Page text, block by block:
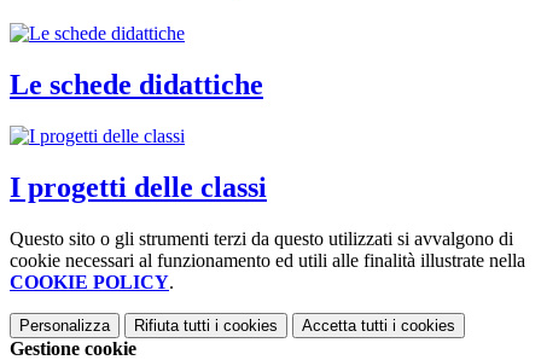
Le schede didattiche
I progetti delle classi
Questo sito o gli strumenti terzi da questo utilizzati si avvalgono di
cookie necessari al funzionamento ed utili alle finalità illustrate nella
COOKIE POLICY.
Personalizza Rifiuta tutti i cookies Accetta tutti i cookies
Gestione cookie